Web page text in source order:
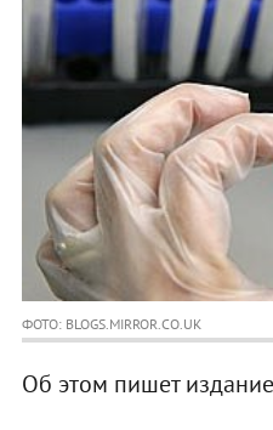
ФОТО: BLOGS.MIRROR.CO.UK
Об этом пишет